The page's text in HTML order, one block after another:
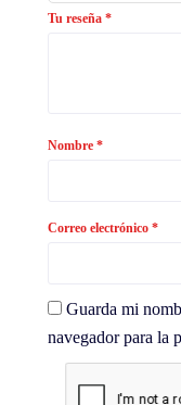
Tu reseña *
Nombre *
Correo electrónico *
Guarda mi
navegador para la